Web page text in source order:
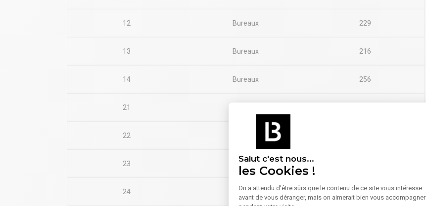
Salut c'est nous...
les Cookies !
On a attendu d'être sûrs que le contenu de ce site vous intéresse
avant de vous déranger, mais on aimerait bien vous accompagner
12 Bureaux 229
13 Bureaux 216
14 Bureaux 256
21
22
23 Bureaux
24 Bureaux 255